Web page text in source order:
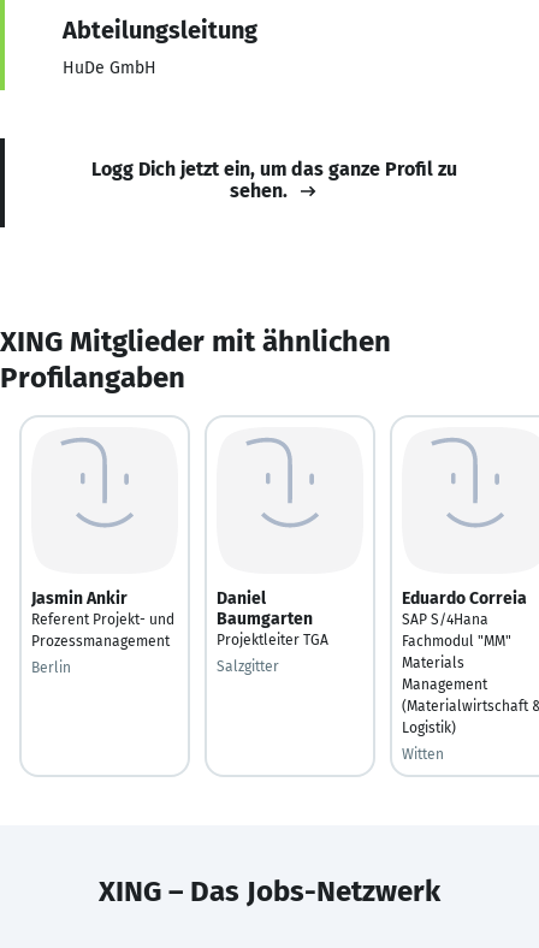
Abteilungsleitung
HuDe GmbH
Logg Dich jetzt ein, um das ganze Profil zu
sehen.
XING Mitglieder mit ähnlichen
Profilangaben
Jasmin Ankir
Referent Projekt- und
Prozessmanagement
Berlin
Daniel
Baumgarten
Projektleiter TGA
Salzgitter
Eduardo Correia
SAP S/4Hana
Fachmodul "MM"
Materials
Management
(Materialwirtschaft
Logistik)
Witten
XING – Das Jobs-Netzwerk